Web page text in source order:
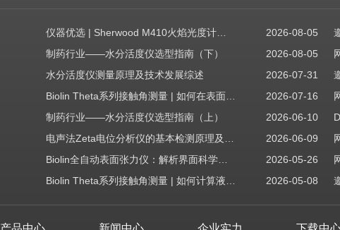
2026-08-05
制药行业——水分活度仪选型指南（下）
2026-08-05
水分活度仪测量原理及技术发展综述
2026-07-31
2026-07-16
制药行业——水分活度仪选型指南（上）
2026-06-10
2026-06-09
2026-05-26
2026-05-08